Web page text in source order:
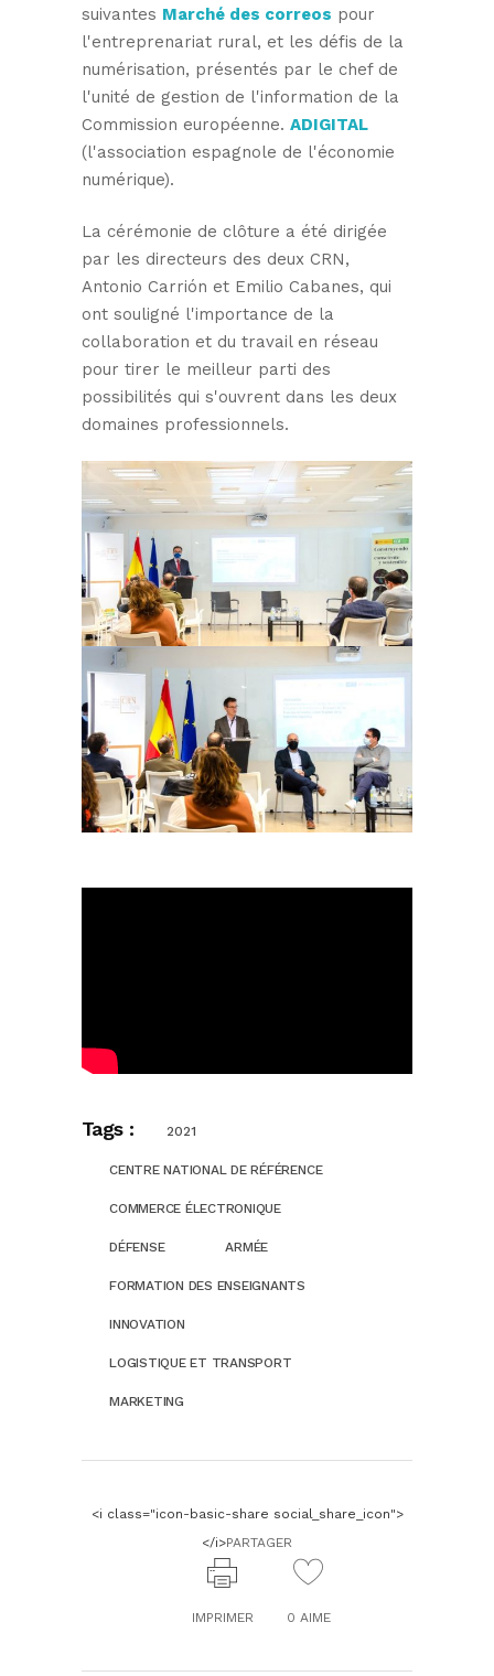
suivantes Marché des correos pour
l'entreprenariat rural, et les défis de la
numérisation, présentés par le chef de
l'unité de gestion de l'information de la
Commission européenne. ADIGITAL
(l'association espagnole de l'économie
numérique).
La cérémonie de clôture a été dirigée
par les directeurs des deux CRN,
Antonio Carrión et Emilio Cabanes, qui
ont souligné l'importance de la
collaboration et du travail en réseau
pour tirer le meilleur parti des
possibilités qui s'ouvrent dans les deux
domaines professionnels.
Tags : 2021
CENTRE NATIONAL DE RÉFÉRENCE
COMMERCE ÉLECTRONIQUE
DÉFENSE ARMÉE
FORMATION DES ENSEIGNANTS
INNOVATION
LOGISTIQUE ET TRANSPORT
MARKETING
<i class="icon-basic-share social_share_icon">
</i>PARTAGER
IMPRIMER 0 AIME